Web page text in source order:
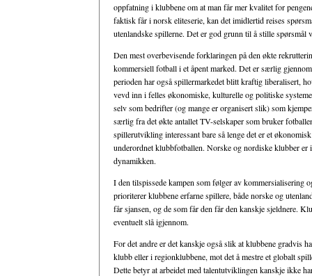
oppfatning i klubbene om at man får mer kvalitet for
faktisk får i norsk eliteserie, kan det imidlertid reises
utenlandske spillerne. Det er god grunn til å stille spørsmål
Den mest overbevisende forklaringen på den økte
kommersiell fotball i et åpent marked. Det er særlig
perioden har også spillermarkedet blitt kraftig liberalisert,
vevd inn i felles økonomiske, kulturelle og politiske
selv som bedrifter (og mange er organisert slik) som
særlig fra det økte antallet TV-selskaper som bruker
spillerutvikling interessant bare så lenge det er et
underordnet klubbfotballen. Norske og nordiske klubber er
dynamikken.
I den tilspissede kampen som følger av kommersialisering
prioriterer klubbene erfarne spillere, både norske og
får sjansen, og de som får den får den kanskje sjeldnere.
eventuelt slå igjennom.
For det andre er det kanskje også slik at klubbene gradvis
klubb eller i regionklubbene, mot det å mestre et globalt
Dette betyr at arbeidet med talentutviklingen kanskje ikke